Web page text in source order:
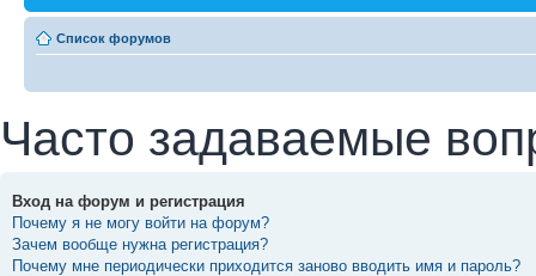
Список форумов
Часто задаваемые
Вход на форум и регистрация
Почему я не могу войти на форум?
Зачем вообще нужна регистрация?
Почему мне периодически приходится заново вводить имя и пароль?